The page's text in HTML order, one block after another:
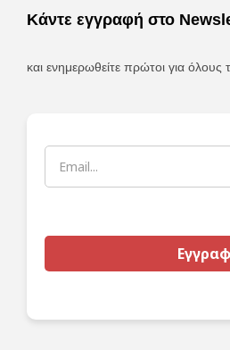
Κάντε εγγραφή στο
και ενημερωθείτε πρώτοι για όλους